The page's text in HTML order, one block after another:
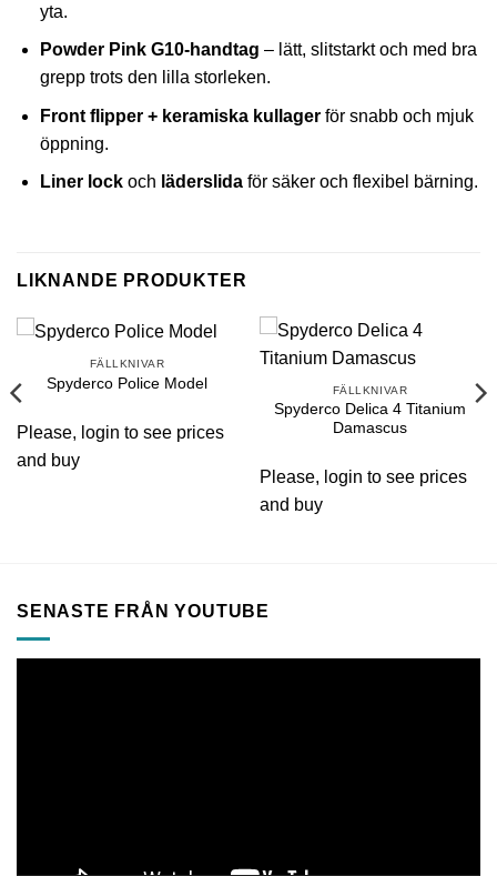
yta.
Powder Pink G10‑handtag – lätt, slitstarkt och med bra
grepp trots den lilla storleken.
Front flipper + keramiska kullagerför snabb och mjuk
öppning.
Liner lockoch läderslidaför säker och flexibel bärning.
LIKNANDE PRODUKTER
FÄLLKNIVAR
Spyderco Police Model
Please, login to see prices
and buy
FÄLLKNIVAR
Spyderco Delica 4 Titanium
Damascus
Please, login to see prices
and buy
SENASTE FRÅN YOUTUBE